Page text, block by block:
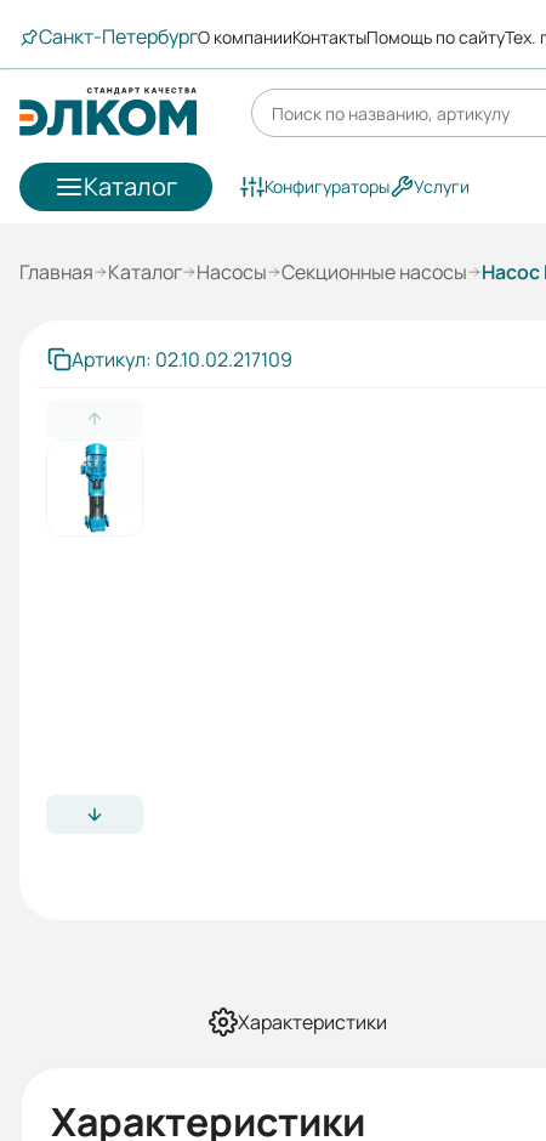
Санкт-ПетербургО компанииКонтактыПомощь по сайтуТех.
Каталог Конфигураторы Услуги
Главная Каталог Насосы Секционные насосы Насос
Артикул: 02.10.02.217109
Характеристики
Характеристики